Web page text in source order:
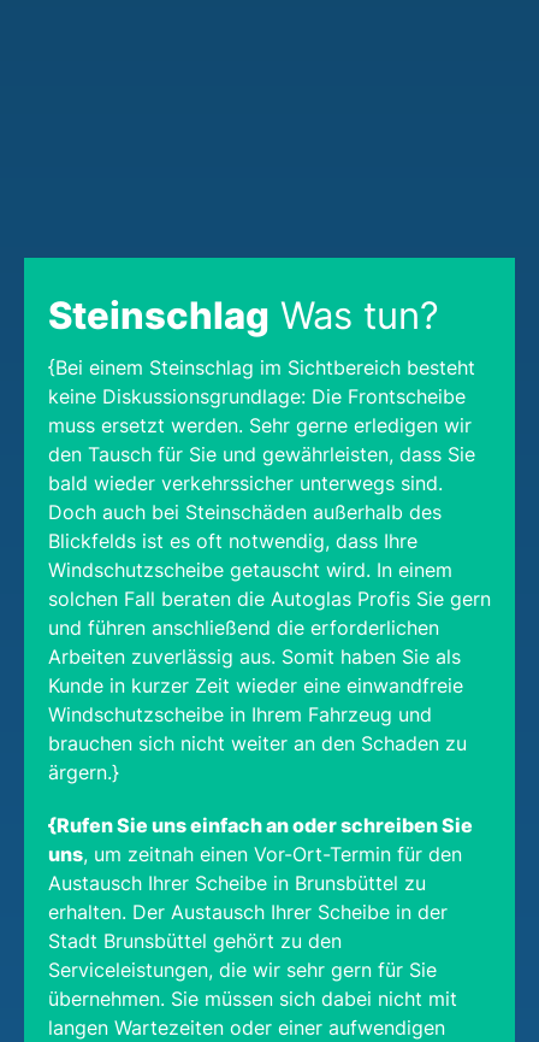
Steinschlag Was tun?
{Bei einem Steinschlag im Sichtbereich besteht
keine Diskussionsgrundlage: Die Frontscheibe
muss ersetzt werden. Sehr gerne erledigen wir
den Tausch für Sie und gewährleisten, dass Sie
bald wieder verkehrssicher unterwegs sind.
Doch auch bei Steinschäden außerhalb des
Blickfelds ist es oft notwendig, dass Ihre
Windschutzscheibe getauscht wird. In einem
solchen Fall beraten die Autoglas Profis Sie gern
und führen anschließend die erforderlichen
Arbeiten zuverlässig aus. Somit haben Sie als
Kunde in kurzer Zeit wieder eine einwandfreie
Windschutzscheibe in Ihrem Fahrzeug und
brauchen sich nicht weiter an den Schaden zu
ärgern.}
{Rufen Sie uns einfach an oder schreiben Sie
uns, um zeitnah einen Vor-Ort-Termin für den
Austausch Ihrer Scheibe in Brunsbüttel zu
erhalten. Der Austausch Ihrer Scheibe in der
Stadt Brunsbüttel gehört zu den
Serviceleistungen, die wir sehr gern für Sie
übernehmen. Sie müssen sich dabei nicht mit
langen Wartezeiten oder einer aufwendigen